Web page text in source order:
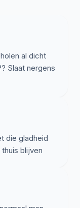
al dicht
Slaat nergens
die gladheid
blijven